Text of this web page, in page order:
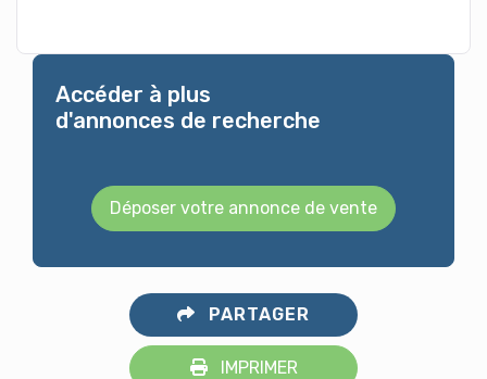
Accéder à plus
d'annonces de recherche
Déposer votre annonce de vente
PARTAGER
IMPRIMER